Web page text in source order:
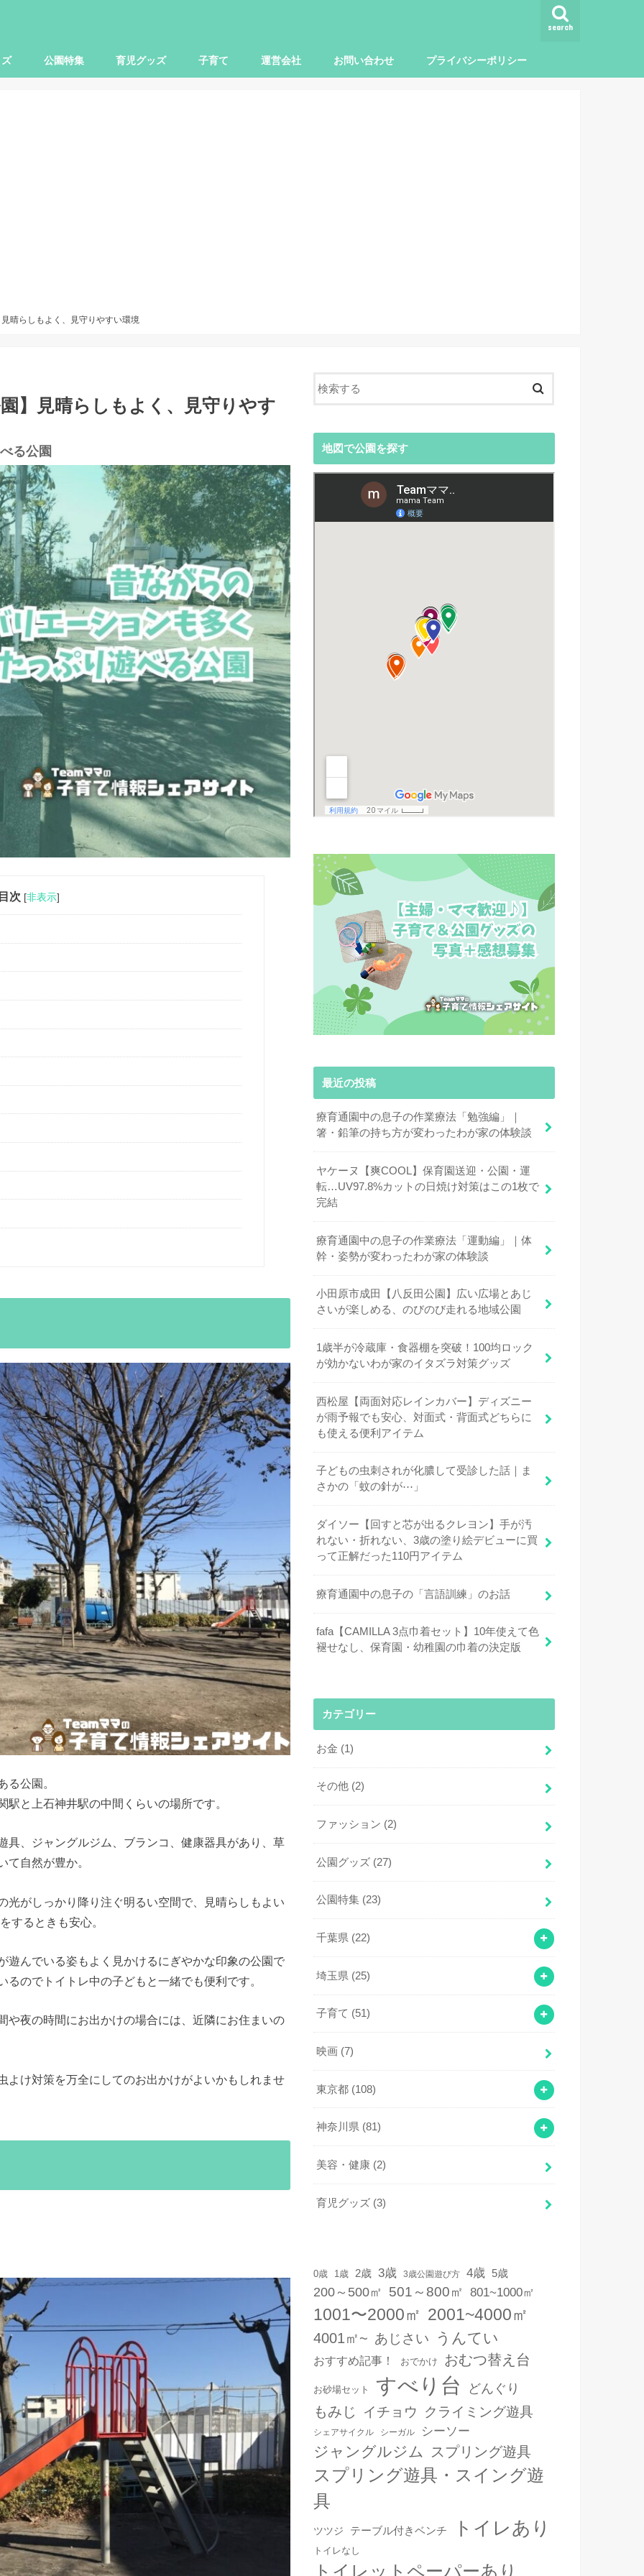
search
公園特集 育児グッズ 子育て 運営会社 お問い合わせ プライバシーポリシー
晴らしもよく、見守りやすい環境
】見晴らしもよく、見守りやす
る公園
次 [非表示]
る公園。
と上石神井駅の中間くらいの場所です。
、ジャングルジム、ブランコ、健康器具があり、 草
自然が豊か。
光がしっかり降り注ぐ明るい空間で、見晴らしもよい
するときも安心。
遊んでいる姿もよく見かけるにぎやかな印象の公園で
のでトイトレ中の子どもと一緒でも便利です。
や夜の時間にお出かけの場合には、近隣にお住まいの
よけ対策を万全にしてのお出かけがよいかもしれませ
地図で公園を探す
最近の投稿
療育通園中の息子の作業療法「勉強編」｜
箸・鉛筆の持ち方が変わったわが家の体験談
ヤケーヌ【爽COOL】保育園送迎・公園・運
転…UV97.8%カットの日焼け対策はこの1枚で
完結
療育通園中の息子の作業療法「運動編」｜体
幹・姿勢が変わったわが家の体験談
小田原市成田【八反田公園】広い広場とあじ
さいが楽しめる、のびのび走れる地域公園
1歳半が冷蔵庫・食器棚を突破！100均ロック
が効かないわが家のイタズラ対策グッズ
西松屋【両面対応レインカバー】ディズニー
が雨予報でも安心、対面式・背面式どちらに
も使える便利アイテム
子どもの虫刺されが化膿して受診した話｜ま
さかの「蚊の針が⋯」
ダイソー【回すと芯が出るクレヨン】手が汚
れない・折れない、3歳の塗り絵デビューに買
って正解だった110円アイテム
療育通園中の息子の「言語訓練」のお話
fafa【CAMILLA 3点巾着セット】10年使えて色
褪せなし、保育園・幼稚園の巾着の決定版
カテゴリー
お金 (1)
その他 (2)
ファッション (2)
公園グッズ (27)
公園特集 (23)
千葉県 (22)
埼玉県 (25)
子育て (51)
映画 (7)
東京都 (108)
神奈川県 (81)
美容・健康 (2)
育児グッズ (3)
0歳 1歳 2歳 3歳 3歳公園遊び方 4歳 5歳
200～500㎡ 501～800㎡ 801~1000㎡
1001〜2000㎡ 2001~4000㎡
4001㎡~ あじさい うんてい
おすすめ記事！ おでかけ おむつ替え台
お砂場セット すべり台 どんぐり
もみじ イチョウ クライミング遊具
シェアサイクル シーガル シーソー
ジャングルジム スプリング遊具
スプリング遊具・スイング遊
具
ツツジ テーブル付きベンチ トイレあり
トイレなし
トイレットペーパーあり